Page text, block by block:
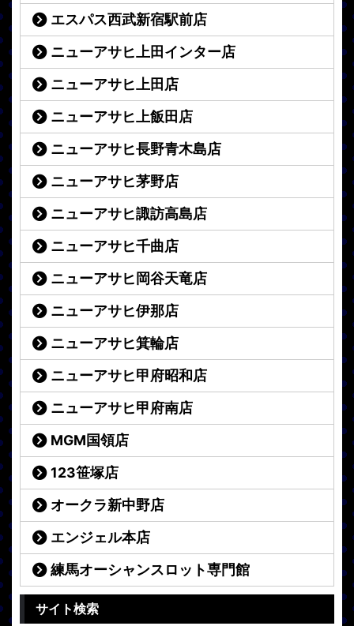
エスパス西武新宿駅前店
ニューアサヒ上田インター店
ニューアサヒ上田店
ニューアサヒ上飯田店
ニューアサヒ長野青木島店
ニューアサヒ茅野店
ニューアサヒ諏訪高島店
ニューアサヒ千曲店
ニューアサヒ岡谷天竜店
ニューアサヒ伊那店
ニューアサヒ箕輪店
ニューアサヒ甲府昭和店
ニューアサヒ甲府南店
MGM国領店
123笹塚店
オークラ新中野店
エンジェル本店
練馬オーシャンスロット専門館
サイト検索